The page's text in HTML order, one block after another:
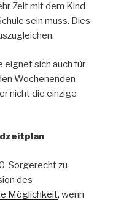
Zeit mit dem Kind
sein muss. Dies
eignet sich auch für
Wochenenden
nicht die einzige
Sorgerecht zu
des
Möglichkeit, wenn